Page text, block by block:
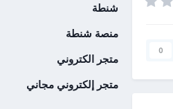
0
شنطة
منصة شنطة
متجر الكتروني
متجر إلكتروني مجاني